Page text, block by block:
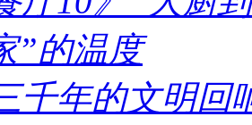
”的温度
千年的文明回